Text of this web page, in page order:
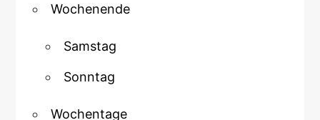
Wochenende
Samstag
Sonntag
Wochentage